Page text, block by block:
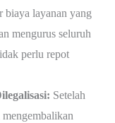
biaya layanan yang
mengurus seluruh
perlu repot
Setelah
mengembalikan